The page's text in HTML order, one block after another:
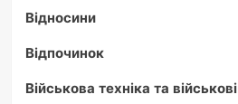
Відносини
Відпочинок
Військова техніка та